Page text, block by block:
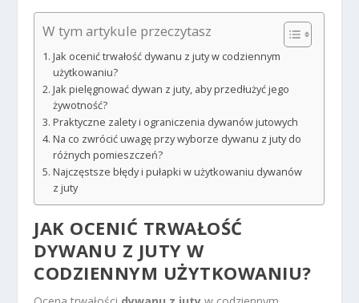
W tym artykule przeczytasz
Jak ocenić trwałość dywanu z juty w codziennym
użytkowaniu?
Jak pielęgnować dywan z juty, aby przedłużyć jego
żywotność?
Praktyczne zalety i ograniczenia dywanów jutowych
Na co zwrócić uwagę przy wyborze dywanu z juty do
różnych pomieszczeń?
Najczęstsze błędy i pułapki w użytkowaniu dywanów
z juty
JAK OCENIĆ TRWAŁOŚĆ
DYWANU Z JUTY W
CODZIENNYM UŻYTKOWANIU?